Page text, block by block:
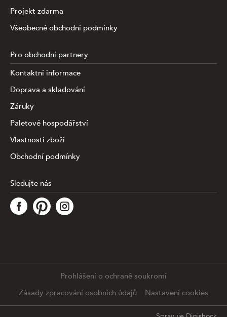
Tato stránka využívá soubory cookies ke shromažďování a
analýze informací o výkonu a používání webu, zajištění
fungování funkcí ze sociálních médií a ke zlepšení a
Podrobné nastavení Souhlasím se všemi cookies
Projekt zdarma
Všeobecné obchodní podmínky
Pro obchodní partnery
Kontaktní informace
Doprava a skladování
Záruky
Paletové hospodářství
Vlastnosti zboží
Obchodní podmínky
Sledujte nás
Prohlášení o ochraně soukromí
Zásady zpracování osobních údajů
Nastavení cookies